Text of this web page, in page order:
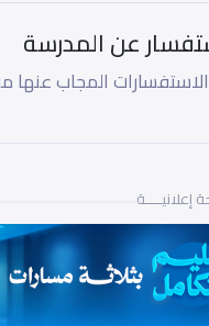
عن المدرسة
المجاب عنها
إعلانيـــــة